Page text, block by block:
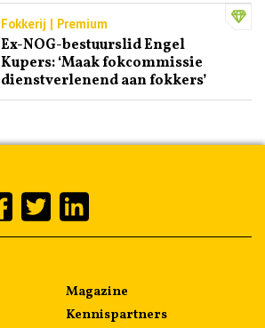
Fokkerij | Premium
Ex-NOG-bestuurslid Engel
Kupers: ‘Maak fokcommissie
dienstverlenend aan fokkers’
Magazine
Kennispartners